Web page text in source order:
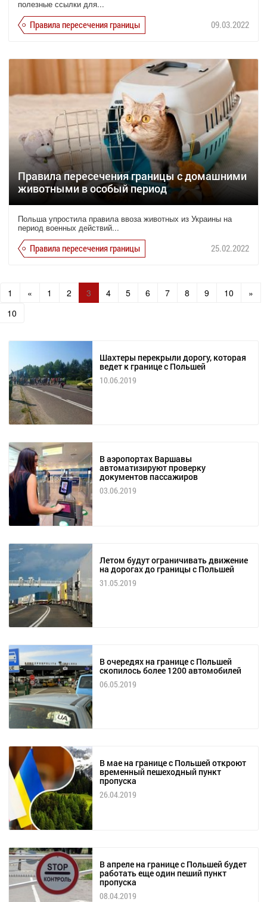
полезные ссылки для...
Правила пересечения границы 09.03.2022
Правила пересечения границы с домашними
животными в особый период
Польша упростила правила ввоза животных из Украины на
период военных действий...
Правила пересечения границы 25.02.2022
1 « 1 2 3 4 5 6 7 8 9 10
»
10
Шахтеры перекрыли дорогу, которая
ведет к границе с Польшей
10.06.2019
В аэропортах Варшавы
автоматизируют проверку
документов пассажиров
03.06.2019
Летом будут ограничивать движение
на дорогах до границы с Польшей
31.05.2019
В очередях на границе с Польшей
скопилось более 1200 автомобилей
06.05.2019
В мае на границе с Польшей откроют
временный пешеходный пункт
пропуска
26.04.2019
В апреле на границе с Польшей будет
работать еще один пеший пункт
пропуска
08.04.2019